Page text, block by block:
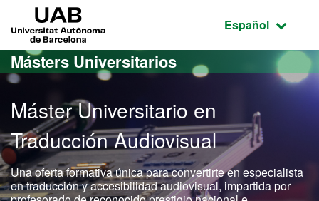
Acceso al contenido principal
Acceso a la navegación de la página
Idioma
Español
Másters Universitarios
Máster Universitario en
Traducción Audiovisual
Una oferta formativa única para convertirte en especialista
en traducción y accesibilidad audiovisual, impartida por